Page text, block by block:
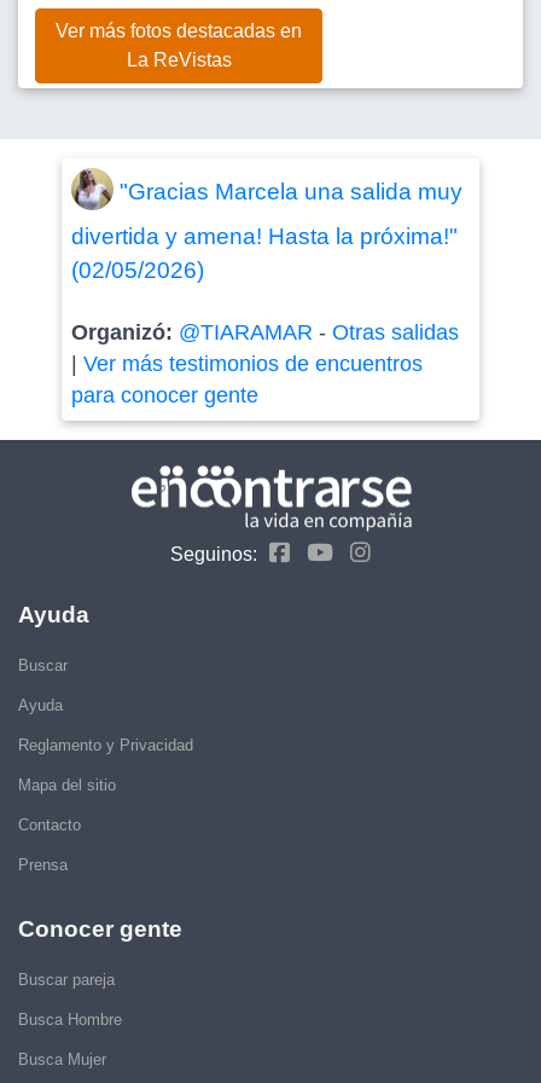
Ver más fotos destacadas en
La ReVistas
"Gracias Marcela una salida muy
divertida y amena! Hasta la próxima!"
(02/05/2026)
Organizó: @TIARAMAR - Otras salidas
| Ver más testimonios de encuentros
para conocer gente
Seguinos:
Ayuda
Buscar
Ayuda
Reglamento y Privacidad
Mapa del sitio
Contacto
Prensa
Conocer gente
Buscar pareja
Busca Hombre
Busca Mujer